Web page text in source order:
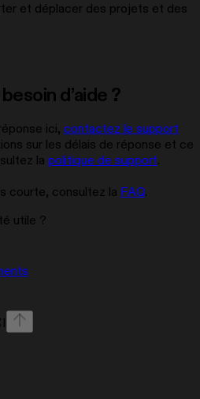
et déplacer des projets et des
d’aide ?
ici, contactez le support
sur les délais de réponse et ce
la politique de support.
courte, consultez la FAQ.
utile ?
I